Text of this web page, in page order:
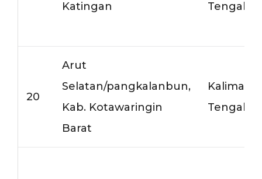
Katingan
Tengah
20
Arut
Selatan/pangkalanbun,
Kab. Kotawaringin
Barat
Tengah